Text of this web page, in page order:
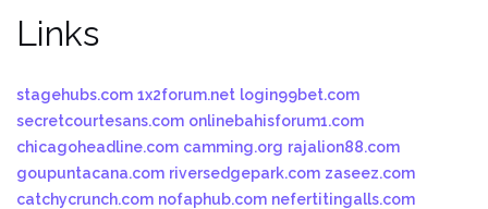
Links
stagehubs.com 1x2forum.net login99bet.com
secretcourtesans.com onlinebahisforum1.com
chicagoheadline.com camming.org rajalion88.com
goupuntacana.com riversedgepark.com zaseez.com
catchycrunch.com nofaphub.com nefertitingalls.com